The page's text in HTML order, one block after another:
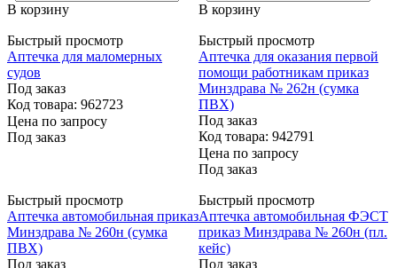
В корзину
В корзину
Быстрый просмотр
Аптечка для маломерных
судов
Под заказ
Код товара: 962723
Цена по запросу
Под заказ
Быстрый просмотр
Аптечка для оказания первой
помощи работникам приказ
Минздрава № 262н (сумка
ПВХ)
Под заказ
Код товара: 942791
Цена по запросу
Под заказ
Быстрый просмотр
Аптечка автомобильная приказ
Минздрава № 260н (сумка
ПВХ)
Под заказ
Быстрый просмотр
Аптечка автомобильная ФЭСТ
приказ Минздрава № 260н (пл.
кейс)
Под заказ